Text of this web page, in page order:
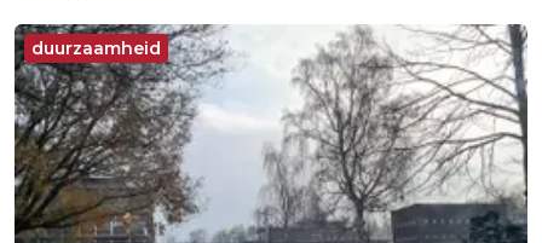
duurzaamheid